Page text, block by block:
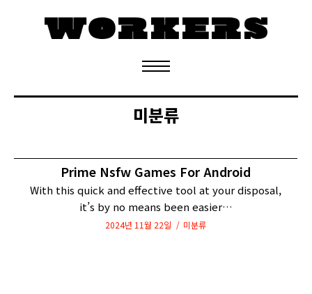
정기구독 신청
미분류
Prime Nsfw Games For Android
With this quick and effective tool at your disposal,
it’s by no means been easier…
2024년 11월 22일 미분류